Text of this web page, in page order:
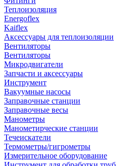
Теплоизоляция
Energoflex
Kaiflex
Аксессуары для теплоизоляции
Вентиляторы
Вентиляторы
Микродвигатели
Запчасти и аксессуары
Инструмент
Вакуумные насосы
Заправочные станции
Заправочные весы
Манометры
Манометирческие станции
Течеискатели
Термометры/гигрометры
Измерительное оборудование